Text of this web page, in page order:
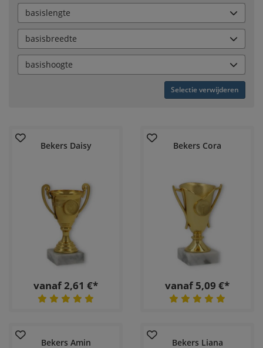
basislengte
basisbreedte
basishoogte
Selectie verwijderen
Bekers Daisy
vanaf 2,61 €*
Bekers Cora
vanaf 5,09 €*
Bekers Amin Bekers Liana